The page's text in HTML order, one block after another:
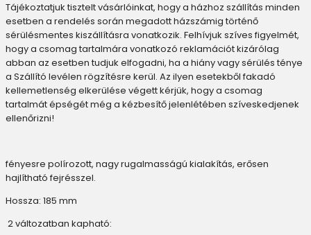
Tájékoztatjuk tisztelt vásárlóinkat, hogy a házhoz szállítás minden
esetben a rendelés során megadott házszámig történő
sérülésmentes kiszállításra vonatkozik. Felhívjuk szíves figyelmét,
hogy a csomag tartalmára vonatkozó reklamációt kizárólag
abban az esetben tudjuk elfogadni, ha a hiány vagy sérülés ténye
a Szállító levélen rögzítésre kerül. Az ilyen esetekből fakadó
kellemetlenség elkerülése végett kérjük, hogy a csomag
tartalmát épségét még a kézbesítő jelenlétében szíveskedjenek
ellenőrizni!
fényesre polírozott, nagy rugalmasságú kialakítás, erősen
hajlítható fejrésszel.
Hossza: 185 mm
2 változatban kapható: